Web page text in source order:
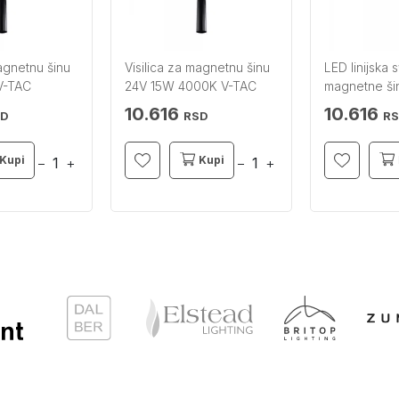
šinu
TAC
Kupi − +
Visilica za magnetnu šinu
24V 15W 4000K V-TAC
10.616 RSD
Kupi − +
LED linijska
magnetne
3000K V-TAC
10.616